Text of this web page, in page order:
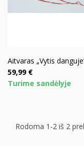
Aitvaras „Vytis
Kaina
59,99 €
Turime sandėlyje
Rodoma 1-2 iš 2